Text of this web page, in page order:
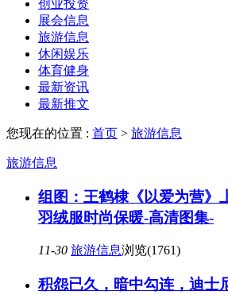
创业投资
展会信息
旅游信息
休闲娱乐
体育健身
最新资讯
最新推文
您现在的位置 : 首页 > 旅游信息
旅游信息
组图：王鹤棣《以爱为营》
羽绒服时尚保暖-高清图集-
11-30 旅游信息浏览(1761)
积怨已久，暗中勾连，迪士